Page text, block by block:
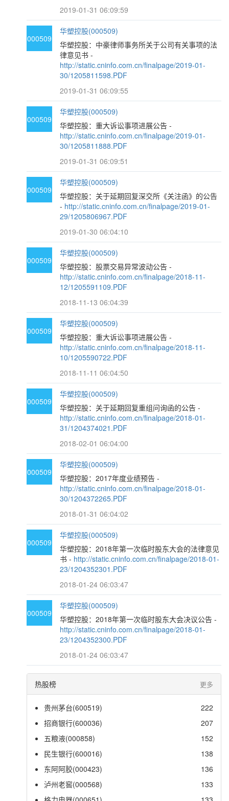
2019-01-31 06:09:59
000509
华塑控股(000509)
华塑控股：中豪律师事务所关于公司有关事项的法
律意见书 -
http://static.cninfo.com.cn/finalpage/2019-01-
30/1205811598.PDF
2019-01-31 06:09:55
000509
华塑控股(000509)
华塑控股：重大诉讼事项进展公告 -
http://static.cninfo.com.cn/finalpage/2019-01-
30/1205811888.PDF
2019-01-31 06:09:51
000509
华塑控股(000509)
华塑控股：关于延期回复深交所《关注函》的公告
- http://static.cninfo.com.cn/finalpage/2019-01-
29/1205806967.PDF
2019-01-30 06:04:10
000509
华塑控股(000509)
华塑控股：股票交易异常波动公告 -
http://static.cninfo.com.cn/finalpage/2018-11-
12/1205591109.PDF
2018-11-13 06:04:39
000509
华塑控股(000509)
华塑控股：重大诉讼事项进展公告 -
http://static.cninfo.com.cn/finalpage/2018-11-
10/1205590722.PDF
2018-11-11 06:04:50
000509
华塑控股(000509)
华塑控股：关于延期回复重组问询函的公告 -
http://static.cninfo.com.cn/finalpage/2018-01-
31/1204374021.PDF
2018-02-01 06:04:00
000509
华塑控股(000509)
华塑控股：2017年度业绩预告 -
http://static.cninfo.com.cn/finalpage/2018-01-
30/1204372265.PDF
2018-01-31 06:04:02
000509
华塑控股(000509)
华塑控股：2018年第一次临时股东大会的法律意见
书 - http://static.cninfo.com.cn/finalpage/2018-01-
23/1204352301.PDF
2018-01-24 06:03:47
000509
华塑控股(000509)
华塑控股：2018年第一次临时股东大会决议公告 -
http://static.cninfo.com.cn/finalpage/2018-01-
23/1204352300.PDF
2018-01-24 06:03:47
热股榜 更多
贵州茅台(600519)
222
招商银行(600036)
207
五粮液(000858)
152
民生银行(600016)
138
东阿阿胶(000423)
136
泸州老窖(000568)
133